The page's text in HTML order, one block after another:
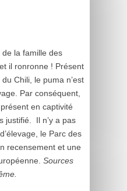
la famille des
il ronronne ! Présent
Chili, le puma n’est
Par conséquent,
en captivité
justifié. Il n’y a pas
le Parc des
recensement et une
Sources